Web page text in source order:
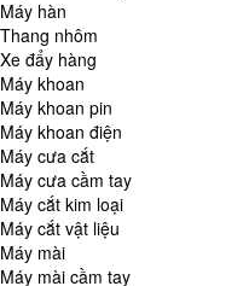
Máy hàn
Thang nhôm
Xe đẩy hàng
Máy khoan
Máy khoan pin
Máy khoan điện
Máy cưa cắt
Máy cưa cầm tay
Máy cắt kim loại
Máy cắt vật liệu
Máy mài
Máy mài cầm tay